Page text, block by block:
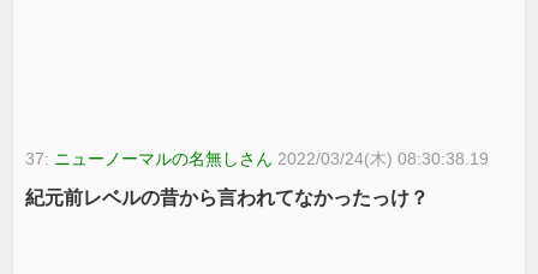
37: ニューノーマルの名無しさん 2022/03/24(木) 08:30:38.19
紀元前レベルの昔から言われてなかったっけ？